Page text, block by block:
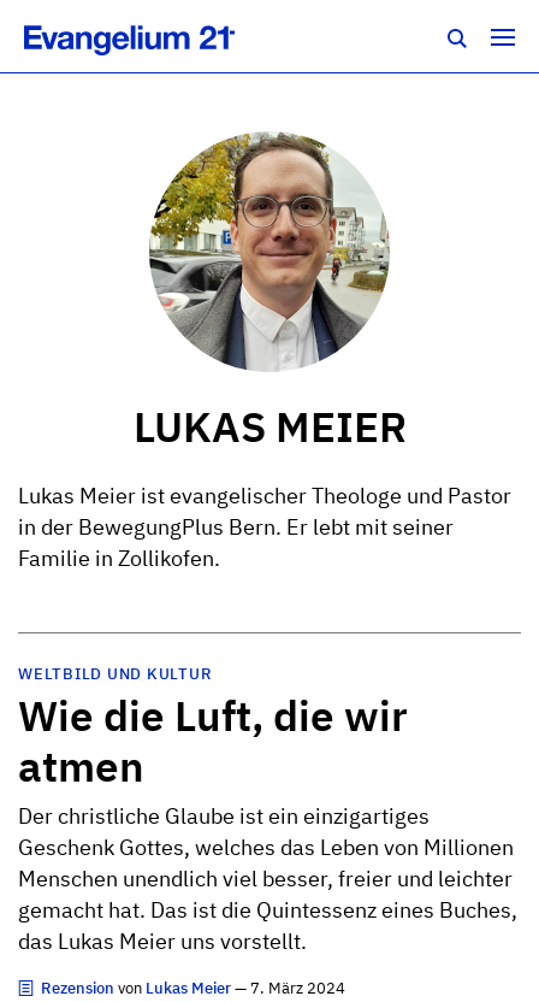
LUKAS MEIER
Lukas Meier ist evangelischer Theologe und Pastor
in der BewegungPlus Bern. Er lebt mit seiner
Familie in Zollikofen.
WELTBILD UND KULTUR
Wie die Luft, die wir
atmen
Der christliche Glaube ist ein einzigartiges
Geschenk Gottes, welches das Leben von Millionen
Menschen unendlich viel besser, freier und leichter
gemacht hat. Das ist die Quintessenz eines Buches,
das Lukas Meier uns vorstellt.
Rezension von Lukas Meier— 7. März 2024